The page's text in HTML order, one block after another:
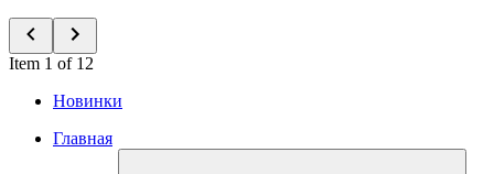
Item 1 of 12
Новинки
Главная